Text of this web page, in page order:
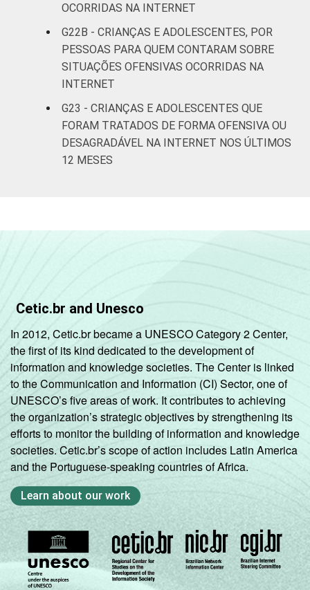
OCORRIDAS NA INTERNET
G22B - CRIANÇAS E ADOLESCENTES, POR
PESSOAS PARA QUEM CONTARAM SOBRE
SITUAÇÕES OFENSIVAS OCORRIDAS NA
INTERNET
G23 - CRIANÇAS E ADOLESCENTES QUE
FORAM TRATADOS DE FORMA OFENSIVA OU
DESAGRADÁVEL NA INTERNET NOS ÚLTIMOS
12 MESES
Cetic.br and Unesco
In 2012, Cetic.br became a UNESCO Category 2 Center,
the first of its kind dedicated to the development of
information and knowledge societies. The Center is linked
to the Communication and Information (CI) Sector, one of
UNESCO’s five areas of work. It contributes to achieving
the organization’s strategic objectives by strengthening its
efforts to monitor the building of information and knowledge
societies. Cetic.br’s scope of action includes Latin America
and the Portuguese-speaking countries of Africa.
Learn about our work